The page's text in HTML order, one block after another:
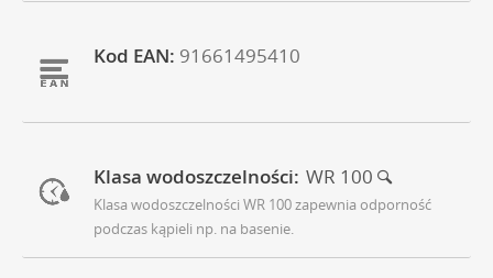
Kod EAN: 91661495410
Klasa wodoszczelności: WR 100
Klasa wodoszczelności WR 100 zapewnia odporność
podczas kąpieli np. na basenie.